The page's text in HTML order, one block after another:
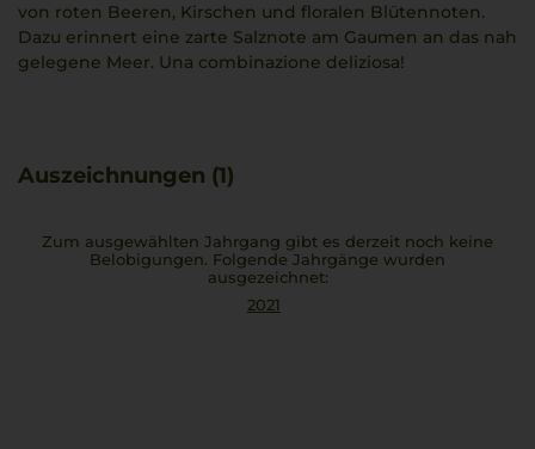
von roten Beeren, Kirschen und floralen Blütennoten.
Dazu erinnert eine zarte Salznote am Gaumen an das nah
gelegene Meer. Una combinazione deliziosa!
Auszeichnungen (1)
Zum ausgewählten Jahrgang gibt es derzeit noch keine
Belobigungen. Folgende Jahrgänge wurden
ausgezeichnet:
2021